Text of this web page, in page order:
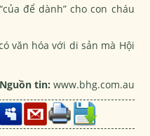
để dành” cho con cháu
văn hóa với di sản mà Hội
Nguồn tin: www.bhg.com.au